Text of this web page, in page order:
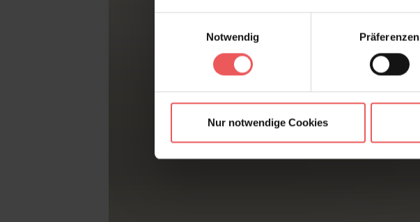
Notwendig
Präferenzen
Nur notwendige Cookies